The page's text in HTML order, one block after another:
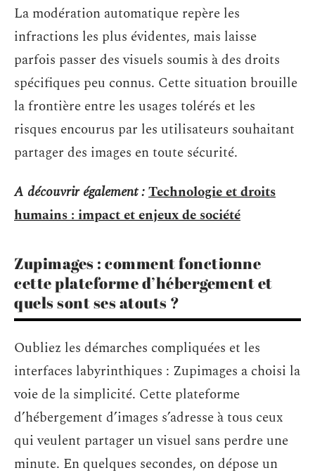
La modération automatique repère les
infractions les plus évidentes, mais laisse
parfois passer des visuels soumis à des droits
spécifiques peu connus. Cette situation brouille
la frontière entre les usages tolérés et les
risques encourus par les utilisateurs souhaitant
partager des images en toute sécurité.
A découvrir également :Technologie et droits
humains : impact et enjeux de société
Zupimages : comment fonctionne
cette plateforme d’hébergement et
quels sont ses atouts ?
Oubliez les démarches compliquées et les
interfaces labyrinthiques : Zupimages a choisi la
voie de la simplicité. Cette plateforme
d’hébergement d’images s’adresse à tous ceux
qui veulent partager un visuel sans perdre une
minute. En quelques secondes, on dépose un